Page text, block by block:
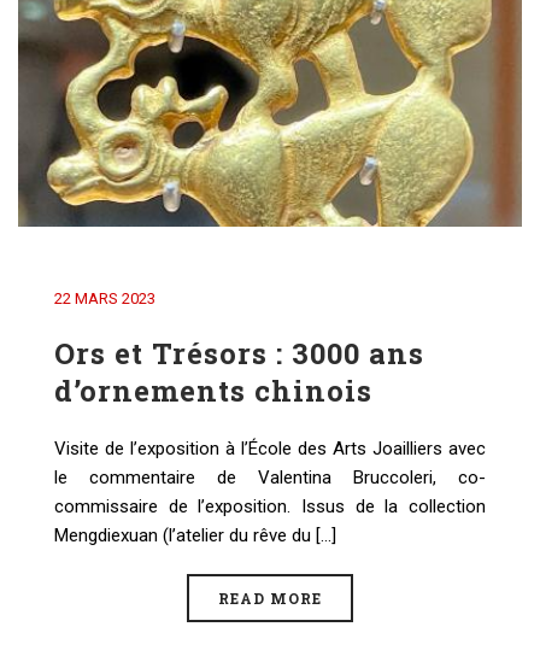
22 MARS 2023
Ors et Trésors : 3000 ans
d’ornements chinois
Visite de l’exposition à l’École des Arts Joailliers avec
le commentaire de Valentina Bruccoleri, co-
commissaire de l’exposition. Issus de la collection
Mengdiexuan (l’atelier du rêve du [...]
READ MORE